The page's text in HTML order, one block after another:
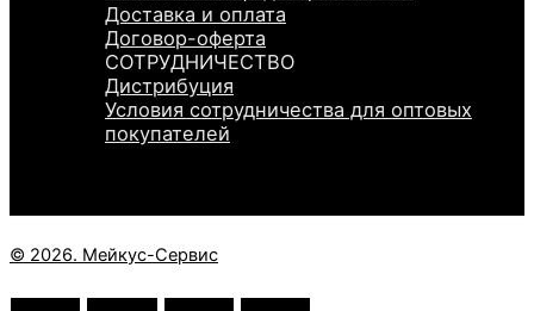
Доставка и оплата
Договор-оферта
СОТРУДНИЧЕСТВО
Дистрибуция
Условия сотрудничества для оптовых
покупателей
© 2026. Мейкус-Сервис